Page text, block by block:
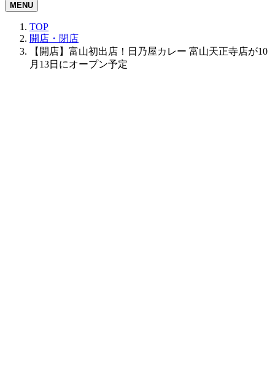
MENU
TOP
開店・閉店
【開店】富山初出店！日乃屋カレー 富山天正寺店が10
月13日にオープン予定